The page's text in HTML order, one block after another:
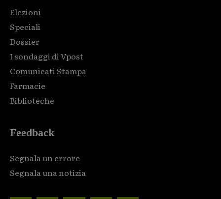
Elezioni
Speciali
Dossier
I sondaggi di Vpost
Comunicati Stampa
Farmacie
Biblioteche
Feedback
Segnala un errore
Segnala una notizia